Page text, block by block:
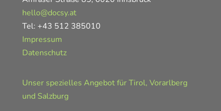
hello@docsy.at
Tel: +43 512 385010
Impressum
Datenschutz
Unser spezielles Angebot für Tirol, Vorarlberg
und Salzburg